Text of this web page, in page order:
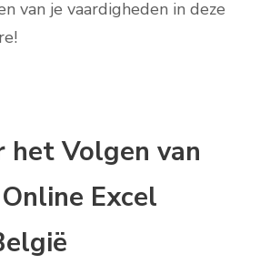
van je vaardigheden in deze
het Volgen van
Excel